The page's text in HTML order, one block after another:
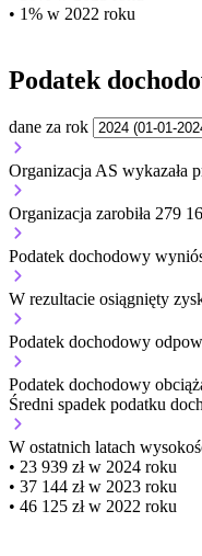
• 1% w 2022 roku
Podatek
dane za rok
Organizacja AS wykazała
Organizacja zarobiła 279
Podatek dochodowy
W rezultacie osiągnięty
Podatek dochodowy
Podatek dochodowy
Średni spadek podatku
W ostatnich latach
• 23 939 zł w 2024 roku
• 37 144 zł w 2023 roku
• 46 125 zł w 2022 roku